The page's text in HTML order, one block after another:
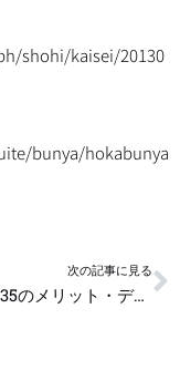
shohi/kaisei/20130
bunya/hokabunya
次の記事に見る
フラット35のメリット・デメリット:本当にお得?